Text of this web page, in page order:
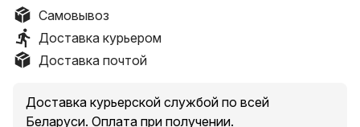
Беларуси | Оплата при получении | ГАРАНТИЯ |
Только НОВЫЕ проекторы! | Цены от 230 BYN |
ГАРАНТИЯ: 360 дней. Внимание! Купив проектор у
нас, вы получаете ОРИГИНАЛЬНЫЙ и
быть уверены. Мы дорожим своей репутацией и
Самовывоз
Доставка курьером
Доставка почтой
Доставка курьерской службой по всей
Беларуси. Оплата при получении.